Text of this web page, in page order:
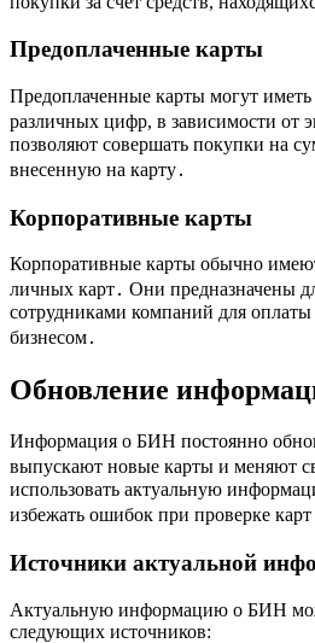
Предоплаченные карты
Предоплаченные карты могут
различных цифр, в зависимости от
позволяют совершать покупки на
внесенную на карту․
Корпоративные карты
Корпоративные карты обычно
личных карт․ Они предназначены
сотрудниками компаний для оплаты
бизнесом․
Обновление
Информация о БИН постоянно
выпускают новые карты и меняют
использовать актуальную
избежать ошибок при проверке карт
Источники актуальной
Актуальную информацию о БИН
следующих источников: